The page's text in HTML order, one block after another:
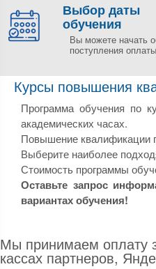
Выбор даты
обучения
Вы можете начать
поступления
Курсы повышения
Программа обучения по
академических часах.
Повышение квалификации
Выберите наиболее
Стоимость программы
Оставьте запрос
вариантах обучения!
Мы принимаем оплату
кассах партнеров,